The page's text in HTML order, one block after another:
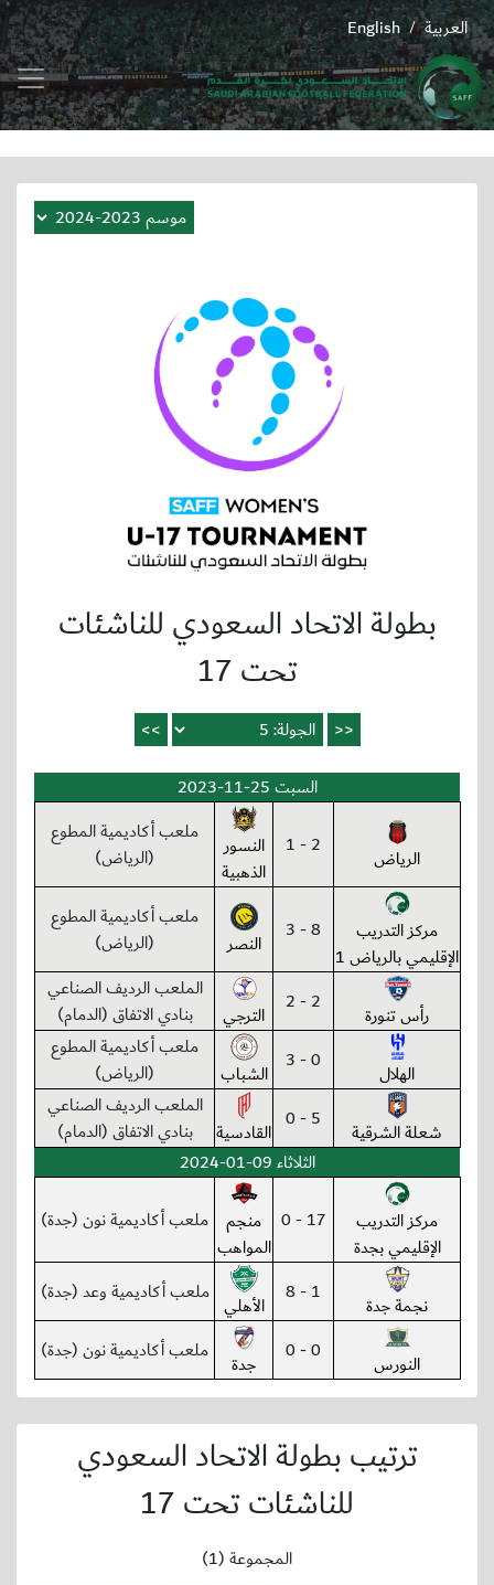
English / العربية
بطولة الاتحاد السعودي للناشئات
تحت 17
السبت 25-11-2023
الرياض 2 - 1
النسور
الذهبية
ملعب أكاديمية المطوع
(الرياض)
مركز التدريب
الإقليمي بالرياض 1
8 - 3 النصر
ملعب أكاديمية المطوع
(الرياض)
رأس تنورة 2 - 2 الترجي
الملعب الرديف الصناعي
بنادي الاتفاق (الدمام)
الهلال 0 - 3 الشباب
ملعب أكاديمية المطوع
(الرياض)
شعلة الشرقية 5 - 0 القادسية
الملعب الرديف الصناعي
بنادي الاتفاق (الدمام)
الثلاثاء 09-01-2024
مركز التدريب
الإقليمي بجدة
17 - 0
منجم
المواهب
ملعب أكاديمية نون (جدة)
نجمة جدة 1 - 8 الأهلي ملعب أكاديمية وعد (جدة)
النورس 0 - 0 جدة ملعب أكاديمية نون (جدة)
ترتيب بطولة الاتحاد السعودي
للناشئات تحت 17
المجموعة (1)